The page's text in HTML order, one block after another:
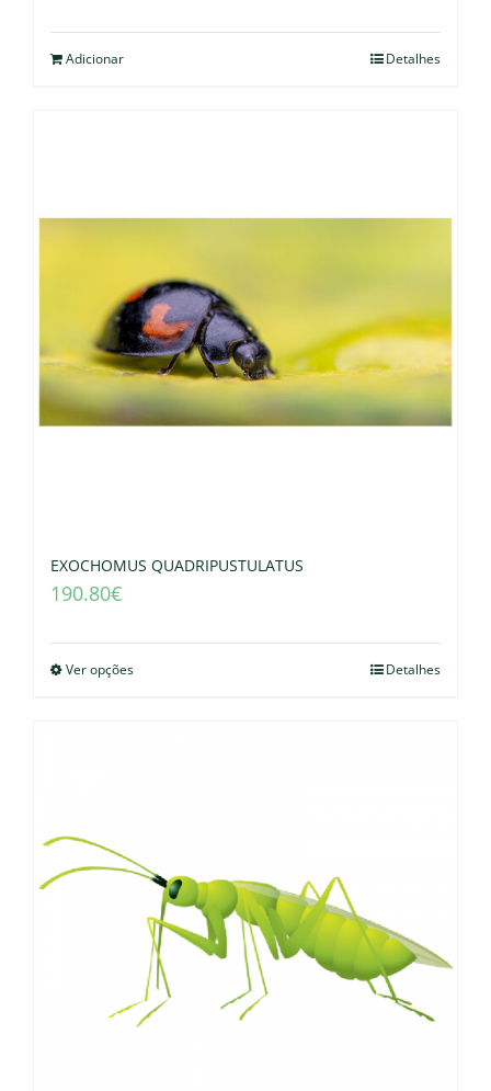
Adicionar Detalhes
EXOCHOMUS QUADRIPUSTULATUS
190.80€
Ver opções Detalhes